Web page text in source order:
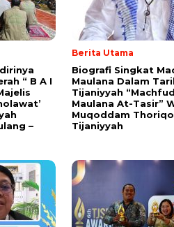
“ B A I
–
Berita Utama
Biografi Singkat
Maulana Dalam
Tijaniyyah
Maulana At-Tasir”
Muqoddam
Tijaniyyah